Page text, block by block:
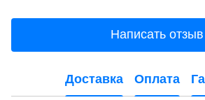
Написать отзыв
Доставка Оплата